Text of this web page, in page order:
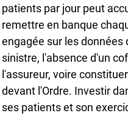
patients par jour peut
remettre en banque
engagée sur les données
sinistre, l'absence d'un
l'assureur, voire
devant l'Ordre. Investir
ses patients et son